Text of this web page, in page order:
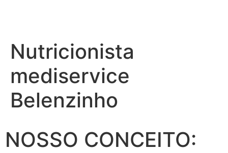
Nutricionista
mediservice
Belenzinho
NOSSO CONCEITO: